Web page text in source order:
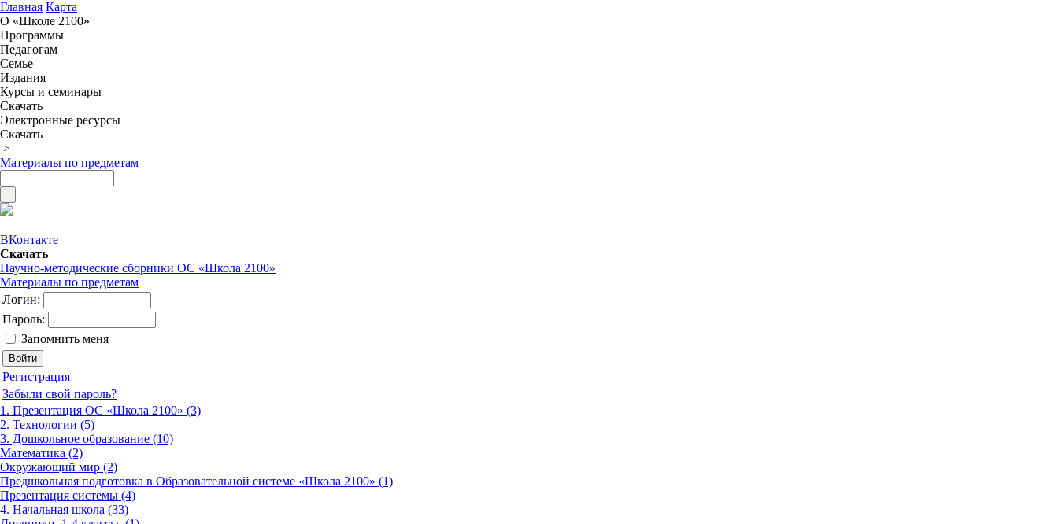
Главная Карта
О «Школе 2100»
Программы
Педагогам
Семье
Издания
Курсы и семинары
Скачать
Электронные ресурсы
Скачать
>
Материалы по предметам
ВКонтакте
Скачать
Научно-методические сборники ОС «Школа 2100»
Материалы по предметам
Логин:
Пароль:
Запомнить меня
Регистрация
Забыли свой пароль?
1. Презентация ОС «Школа 2100» (3)
2. Технологии (5)
3. Дошкольное образование (10)
Математика (2)
Окружающий мир (2)
Предшкольная подготовка в Образовательной системе «Школа 2100» (1)
Презентация системы (4)
4. Начальная школа (33)